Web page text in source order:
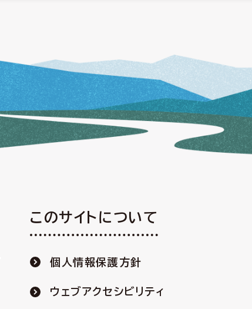
このサイトについて
個人情報保護方針
ウェブアクセシビリティ